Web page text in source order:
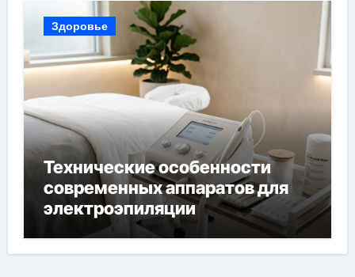
Здоровье
Технические особенности
современных аппаратов для
электроэпиляции